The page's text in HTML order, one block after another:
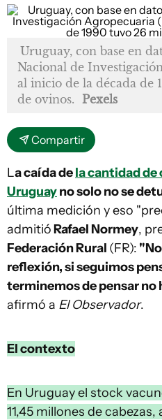
Uruguay, con base en
Nacional de
al inicio de la década de
de ovinos. Pexels
Compartir
La caída dela cantidad de
Uruguayno solo no se
última medición y eso
admitióRafael Normey,
Federación Rural (FR):
reflexión, si seguimos
terminemos de pensar no
afirmó a El Observador.
El contexto
En Uruguay el stock
11,45 millones de cabezas,